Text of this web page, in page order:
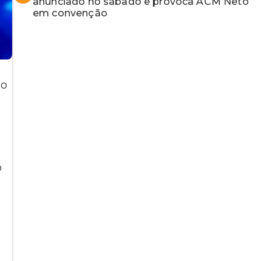
em convenção